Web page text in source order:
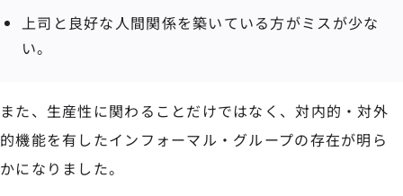
上司と良好な人間関係を築いている方がミスが少な
い。
また、生産性に関わることだけではなく、対内的・対外
的機能を有したインフォーマル・グループの存在が明ら
かになりました。